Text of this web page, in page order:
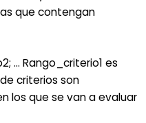
que contengan
… Rango_criterio1 es
criterios son
los que se van a evaluar